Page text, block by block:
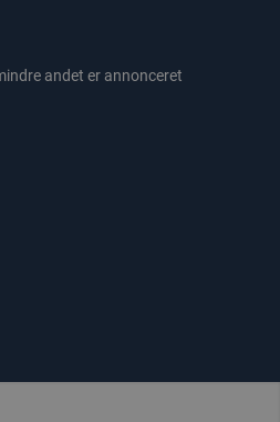
andet er annonceret